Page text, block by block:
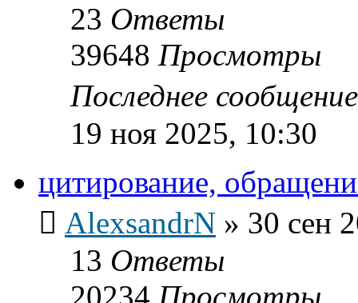
23 Ответы
39648 Просмотры
Последнее
19 ноя 2025, 10:30
цитирование,
AlexsandrN » 30 сен
13 Ответы
20234 Просмотры